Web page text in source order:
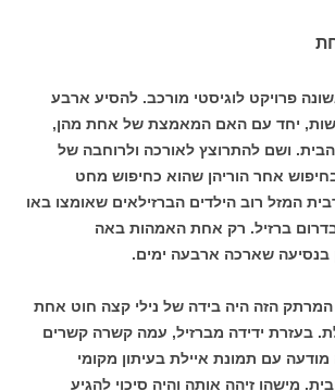
פרויקט לוגיסטי מורכב. להסיע ארבע
יחד עם האם המאמצת של אחת מהן,
ושם להתרוצץ לאורכה ולרוחבה של
אחר הוריהן שהוא כחיפוש מחט
המזל רוב הילדים הברזילאים שאומצו באו
ברזיל. רק אחת האמהות באה
בנסיעה שארכה ארבעה ימים.
הזה היה בידה של נילי קצה חוט אחת
בעזרת ידידה מברזיל, עמה קשרה קשרים
עם תמונת איילת בעיתון מקומי
מישהו זיהה אותה והיה סיכוי להגיע